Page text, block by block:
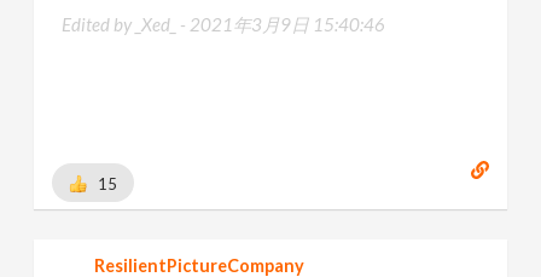
Edited by _Xed_ - 2021年3月9日 15:40:46
15
ResilientPictureCompany